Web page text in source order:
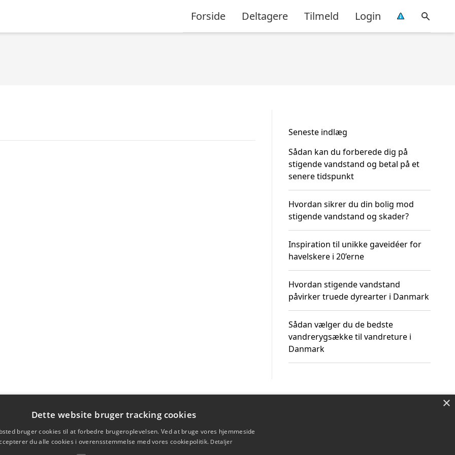
Forside Deltagere Tilmeld Login
Seneste indlæg
Sådan kan du forberede dig på
stigende vandstand og betal på et
senere tidspunkt
Hvordan sikrer du din bolig mod
stigende vandstand og skader?
Inspiration til unikke gaveidéer for
havelskere i 20’erne
Hvordan stigende vandstand
påvirker truede dyrearter i Danmark
Sådan vælger du de bedste
vandrerygsække til vandreture i
Danmark
×
Dette website bruger tracking cookies
bruger cookies til at forbedre brugeroplevelsen. Ved at bruge vores hjemmeside
du alle cookies i overensstemmelse med vores cookiepolitik. Detaljer